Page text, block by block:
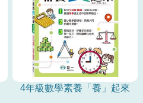
4年級數學素養「養」起來